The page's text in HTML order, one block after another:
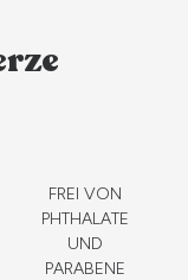
FREI VON
PHTHALATE
UND
PARABENE